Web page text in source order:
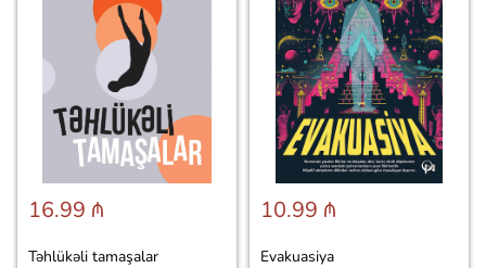
16.99 ₼
Təhlükəli tamaşalar
10.99 ₼
Evakuasiya